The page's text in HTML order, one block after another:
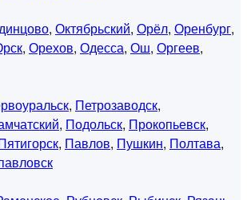
, Октябрьский, Орёл, Оренбург,
, Орехов, Одесса, Ош, Оргеев,
, Петрозаводск,
, Подольск, Прокопьевск,
, Павлов, Пушкин, Полтава,